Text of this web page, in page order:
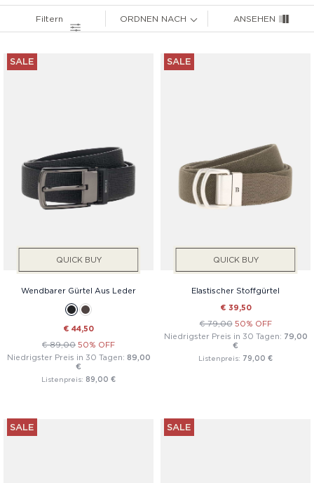
Filtern ORDNEN NACH ANSEHEN
SALE
QUICK BUY
Wendbarer Gürtel Aus Leder
€ 44,50
€ 89,00 50% OFF
Niedrigster Preis in 30 Tagen: 89,00
€
Listenpreis: 89,00 €
SALE
QUICK BUY
Elastischer Stoffgürtel
€ 39,50
€ 79,00 50% OFF
Niedrigster Preis in 30 Tagen: 79,00
€
Listenpreis: 79,00 €
SALE SALE